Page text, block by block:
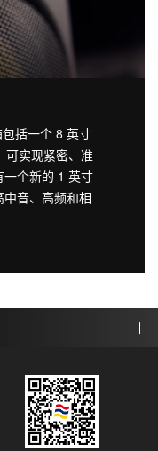
括一个 8 英寸
实现紧密、准
个新的 1 英寸
音、高频和相